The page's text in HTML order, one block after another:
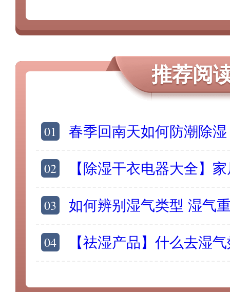
推荐阅
01 春季回南天如何防潮除湿？家有
02 【除湿干衣电器大全】家居除湿买什么
03 如何辨别湿气类型 湿气
04 【祛湿产品】什么去湿气效果好 好